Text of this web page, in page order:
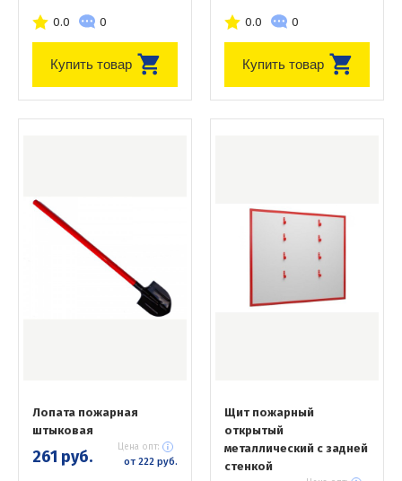
0.0 0
Купить товар
0.0 0
Купить товар
Лопата пожарная
штыковая
261 руб. Цена опт:
от 222 руб.
Щит пожарный
открытый
металлический с задней
стенкой